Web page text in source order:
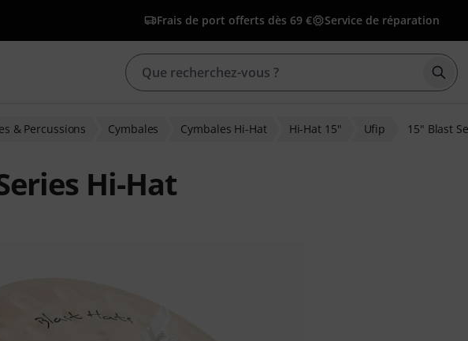
Frais de port offerts dès 69 € Service de réparation
& Percussions Cymbales Cymbales Hi-Hat Hi-Hat 15" Ufip 15" Blast
Hi-Hat